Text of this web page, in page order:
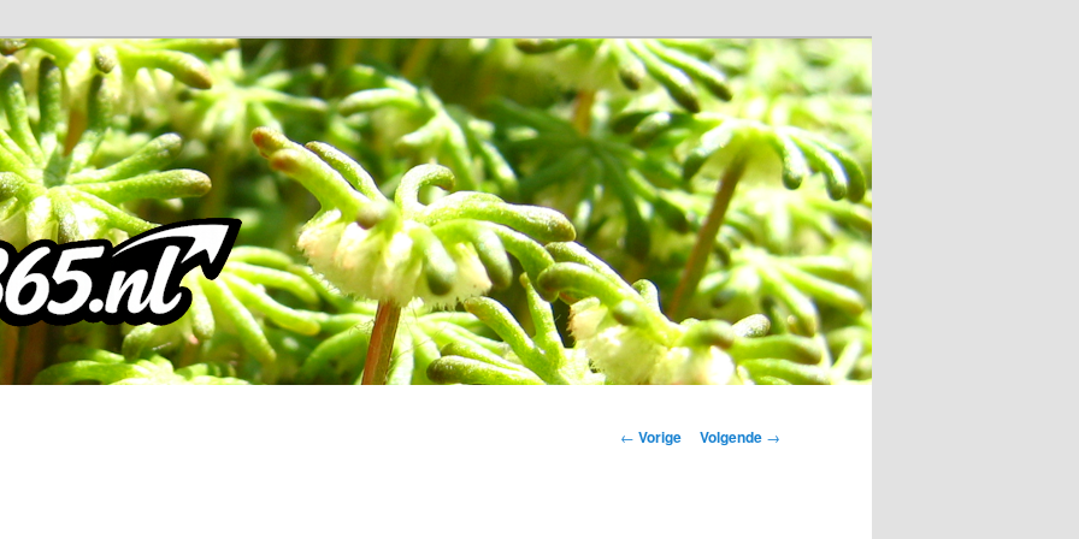
Bericht
← Vorige Volgende →